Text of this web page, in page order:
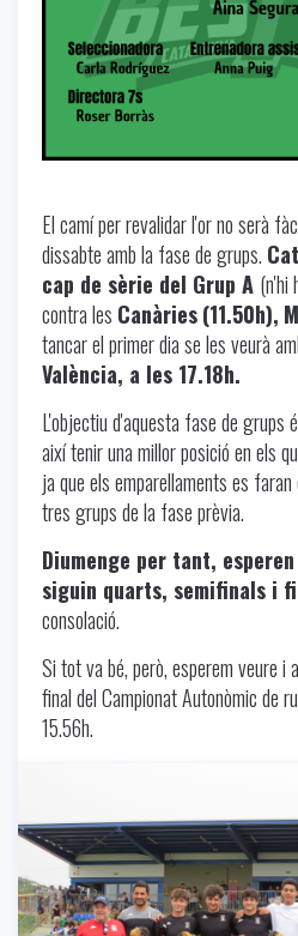
El camí per revalidar l'or no serà
dissabte amb la fase de grups.
cap de sèrie del Grup A (n'hi
contra les Canàries(11.50h),
tancar el primer dia se les veurà
València, a les 17.18h.
L'objectiu d'aquesta fase de grups
així tenir una millor posició en els
ja que els emparellaments es
tres grups de la fase prèvia.
Diumenge per tant,
siguin quarts, semifinals i
consolació.
Si tot va bé, però, esperem veure i
final del Campionat Autonòmic de
15.56h.
Uncategorized-06/13/2024